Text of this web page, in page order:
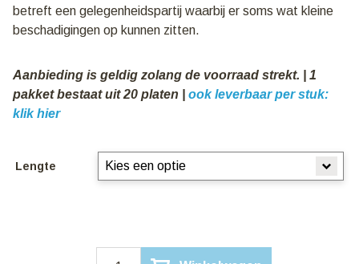
betreft een gelegenheidspartij waarbij er soms wat kleine
beschadigingen op kunnen zitten.
Aanbieding is geldig zolang de voorraad strekt. | 1
pakket bestaat uit 20 platen | ook leverbaar per stuk:
klik hier
Lengte